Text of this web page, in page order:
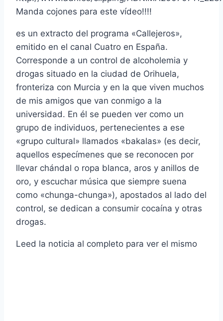
Manda cojones para este ví­deo!!!!
es un extracto del programa «Callejeros»,
emitido en el canal Cuatro en España.
Corresponde a un control de alcoholemia y
drogas situado en la ciudad de Orihuela,
fronteriza con Murcia y en la que viven muchos
de mis amigos que van conmigo a la
universidad. En él se pueden ver como un
grupo de individuos, pertenecientes a ese
«grupo cultural» llamados «bakalas» (es decir,
aquellos especí­menes que se reconocen por
llevar chándal o ropa blanca, aros y anillos de
oro, y escuchar música que siempre suena
como «chunga-chunga»), apostados al lado del
control, se dedican a consumir cocaí­na y otras
drogas.
Leed la noticia al completo para ver el mismo